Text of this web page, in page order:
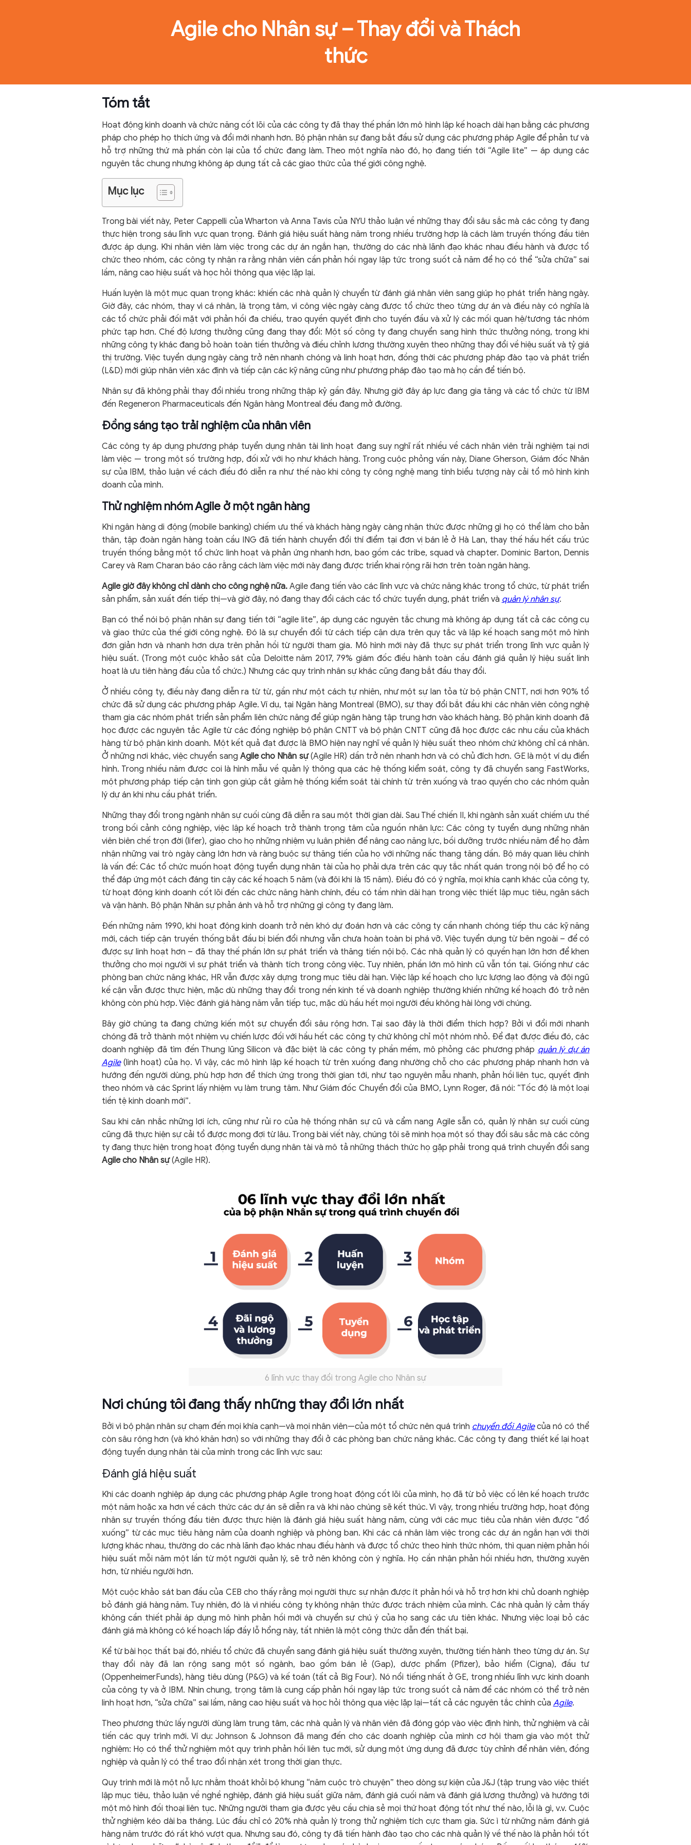
Agile cho Nhân sự – Thay đổi và Thách
thức
Tóm tắt
Hoạt động kinh doanh và chức năng cốt lõi của các công ty đã thay thế phần lớn mô hình lập kế hoạch dài hạn bằng các phương
pháp cho phép họ thích ứng và đổi mới nhanh hơn. Bộ phận nhân sự đang bắt đầu sử dụng các phương pháp Agile để phản tư và
hỗ trợ những thứ mà phần còn lại của tổ chức đang làm. Theo một nghĩa nào đó, họ đang tiến tới “Agile lite” — áp dụng các
nguyên tắc chung nhưng không áp dụng tất cả các giao thức của thế giới công nghệ.
Mục lục
Trong bài viết này, Peter Cappelli của Wharton và Anna Tavis của NYU thảo luận về những thay đổi sâu sắc mà các công ty đang
thực hiện trong sáu lĩnh vực quan trọng. Đánh giá hiệu suất hàng năm trong nhiều trường hợp là cách làm truyền thống đầu tiên
được áp dụng. Khi nhân viên làm việc trong các dự án ngắn hạn, thường do các nhà lãnh đạo khác nhau điều hành và được tổ
chức theo nhóm, các công ty nhận ra rằng nhân viên cần phản hồi ngay lập tức trong suốt cả năm để họ có thể “sửa chữa” sai
lầm, nâng cao hiệu suất và học hỏi thông qua việc lặp lại.
Huấn luyện là một mục quan trọng khác: khiến các nhà quản lý chuyển từ đánh giá nhân viên sang giúp họ phát triển hàng ngày.
Giờ đây, các nhóm, thay vì cá nhân, là trọng tâm, vì công việc ngày càng được tổ chức theo từng dự án và điều này có nghĩa là
các tổ chức phải đối mặt với phản hồi đa chiều, trao quyền quyết định cho tuyến đầu và xử lý các mối quan hệ/tương tác nhóm
phức tạp hơn. Chế độ lương thưởng cũng đang thay đổi: Một số công ty đang chuyển sang hình thức thưởng nóng, trong khi
những công ty khác đang bỏ hoàn toàn tiền thưởng và điều chỉnh lương thường xuyên theo những thay đổi về hiệu suất và tỷ giá
thị trường. Việc tuyển dụng ngày càng trở nên nhanh chóng và linh hoạt hơn, đồng thời các phương pháp đào tạo và phát triển
(L&D) mới giúp nhân viên xác định và tiếp cận các kỹ năng cũng như phương pháp đào tạo mà họ cần để tiến bộ.
Nhân sự đã không phải thay đổi nhiều trong những thập kỷ gần đây. Nhưng giờ đây áp lực đang gia tăng và các tổ chức từ IBM
đến Regeneron Pharmaceuticals đến Ngân hàng Montreal đều đang mở đường.
Đồng sáng tạo trải nghiệm của nhân viên
Các công ty áp dụng phương pháp tuyển dụng nhân tài linh hoạt đang suy nghĩ rất nhiều về cách nhân viên trải nghiệm tại nơi
làm việc — trong một số trường hợp, đối xử với họ như khách hàng. Trong cuộc phỏng vấn này, Diane Gherson, Giám đốc Nhân
sự của IBM, thảo luận về cách điều đó diễn ra như thế nào khi công ty công nghệ mang tính biểu tượng này cải tổ mô hình kinh
doanh của mình.
Thử nghiệm nhóm Agile ở một ngân hàng
Khi ngân hàng di động (mobile banking) chiếm ưu thế và khách hàng ngày càng nhận thức được những gì họ có thể làm cho bản
thân, tập đoàn ngân hàng toàn cầu ING đã tiến hành chuyển đổi thí điểm tại đơn vị bán lẻ ở Hà Lan, thay thế hầu hết cấu trúc
truyền thống bằng một tổ chức linh hoạt và phản ứng nhanh hơn, bao gồm các tribe, squad và chapter. Dominic Barton, Dennis
Carey và Ram Charan báo cáo rằng cách làm việc mới này đang được triển khai rộng rãi hơn trên toàn ngân hàng.
Agile giờ đây không chỉ dành cho công nghệ nữa.Agile đang tiến vào các lĩnh vực và chức năng khác trong tổ chức, từ phát triển
sản phẩm, sản xuất đến tiếp thị—và giờ đây, nó đang thay đổi cách các tổ chức tuyển dụng, phát triển và quản lý nhân sự.
Bạn có thể nói bộ phận nhân sự đang tiến tới “agile lite”, áp dụng các nguyên tắc chung mà không áp dụng tất cả các công cụ
và giao thức của thế giới công nghệ. Đó là sự chuyển đổi từ cách tiếp cận dựa trên quy tắc và lập kế hoạch sang một mô hình
đơn giản hơn và nhanh hơn dựa trên phản hồi từ người tham gia. Mô hình mới này đã thực sự phát triển trong lĩnh vực quản lý
hiệu suất. (Trong một cuộc khảo sát của Deloitte năm 2017, 79% giám đốc điều hành toàn cầu đánh giá quản lý hiệu suất linh
hoạt là ưu tiên hàng đầu của tổ chức.) Nhưng các quy trình nhân sự khác cũng đang bắt đầu thay đổi.
Ở nhiều công ty, điều này đang diễn ra từ từ, gần như một cách tự nhiên, như một sự lan tỏa từ bộ phận CNTT, nơi hơn 90% tổ
chức đã sử dụng các phương pháp Agile. Ví dụ, tại Ngân hàng Montreal (BMO), sự thay đổi bắt đầu khi các nhân viên công nghệ
tham gia các nhóm phát triển sản phẩm liên chức năng để giúp ngân hàng tập trung hơn vào khách hàng. Bộ phận kinh doanh đã
học được các nguyên tắc Agile từ các đồng nghiệp bộ phận CNTT và bộ phận CNTT cũng đã học được các nhu cầu của khách
hàng từ bộ phận kinh doanh. Một kết quả đạt được là BMO hiện nay nghĩ về quản lý hiệu suất theo nhóm chứ không chỉ cá nhân.
Ở những nơi khác, việc chuyển sang Agile cho Nhân sự(Agile HR) dần trở nên nhanh hơn và có chủ đích hơn. GE là một ví dụ điển
hình. Trong nhiều năm được coi là hình mẫu về quản lý thông qua các hệ thống kiểm soát, công ty đã chuyển sang FastWorks,
một phương pháp tiếp cận tinh gọn giúp cắt giảm hệ thống kiểm soát tài chính từ trên xuống và trao quyền cho các nhóm quản
lý dự án khi nhu cầu phát triển.
Những thay đổi trong ngành nhân sự cuối cùng đã diễn ra sau một thời gian dài. Sau Thế chiến II, khi ngành sản xuất chiếm ưu thế
trong bối cảnh công nghiệp, việc lập kế hoạch trở thành trọng tâm của nguồn nhân lực: Các công ty tuyển dụng những nhân
viên biên chế trọn đời (lifer), giao cho họ những nhiệm vụ luân phiên để nâng cao năng lực, bồi dưỡng trước nhiều năm để họ đảm
nhận những vai trò ngày càng lớn hơn và ràng buộc sự thăng tiến của họ với những nấc thang tăng dần. Bộ máy quan liêu chính
là vấn đề: Các tổ chức muốn hoạt động tuyển dụng nhân tài của họ phải dựa trên các quy tắc nhất quán trong nội bộ để họ có
thể đáp ứng một cách đáng tin cậy các kế hoạch 5 năm (và đôi khi là 15 năm). Điều đó có ý nghĩa, mọi khía cạnh khác của công ty,
từ hoạt động kinh doanh cốt lõi đến các chức năng hành chính, đều có tầm nhìn dài hạn trong việc thiết lập mục tiêu, ngân sách
và vận hành. Bộ phận Nhân sự phản ánh và hỗ trợ những gì công ty đang làm.
Đến những năm 1990, khi hoạt động kinh doanh trở nên khó dự đoán hơn và các công ty cần nhanh chóng tiếp thu các kỹ năng
mới, cách tiếp cận truyền thống bắt đầu bị biến đổi nhưng vẫn chưa hoàn toàn bị phá vỡ. Việc tuyển dụng từ bên ngoài – để có
được sự linh hoạt hơn – đã thay thế phần lớn sự phát triển và thăng tiến nội bộ. Các nhà quản lý có quyền hạn lớn hơn để khen
thưởng cho mọi người vì sự phát triển và thành tích trong công việc. Tuy nhiên, phần lớn mô hình cũ vẫn tồn tại. Giống như các
phòng ban chức năng khác, HR vẫn được xây dựng trong mục tiêu dài hạn. Việc lập kế hoạch cho lực lượng lao động và đội ngũ
kế cận vẫn được thực hiện, mặc dù những thay đổi trong nền kinh tế và doanh nghiệp thường khiến những kế hoạch đó trở nên
không còn phù hợp. Việc đánh giá hàng năm vẫn tiếp tục, mặc dù hầu hết mọi người đều không hài lòng với chúng.
Bây giờ chúng ta đang chứng kiến ​​một sự chuyển đổi sâu rộng hơn. Tại sao đây là thời điểm thích hợp? Bởi vì đổi mới nhanh
chóng đã trở thành một nhiệm vụ chiến lược đối với hầu hết các công ty chứ không chỉ một nhóm nhỏ. Để đạt được điều đó, các
doanh nghiệp đã tìm đến Thung lũng Silicon và đặc biệt là các công ty phần mềm, mô phỏng các phương pháp quản lý dự án
Agile(linh hoạt) của họ. Vì vậy, các mô hình lập kế hoạch từ trên xuống đang nhường chỗ cho các phương pháp nhanh hơn và
hướng đến người dùng, phù hợp hơn để thích ứng trong thời gian tới, như tạo nguyên mẫu nhanh, phản hồi liên tục, quyết định
theo nhóm và các Sprint lấy nhiệm vụ làm trung tâm. Như Giám đốc Chuyển đổi của BMO, Lynn Roger, đã nói: “Tốc độ là một loại
tiền tệ kinh doanh mới”.
Sau khi cân nhắc những lợi ích, cũng như rủi ro của hệ thống nhân sự cũ và cẩm nang Agile sẵn có, quản lý nhân sự cuối cùng
cũng đã thực hiện sự cải tổ được mong đợi từ lâu. Trong bài viết này, chúng tôi sẽ minh họa một số thay đổi sâu sắc mà các công
ty đang thực hiện trong hoạt động tuyển dụng nhân tài và mô tả những thách thức họ gặp phải trong quá trình chuyển đổi sang
Agile cho Nhân sự(Agile HR).
6 lĩnh vực thay đổi trong Agile cho Nhân sự
Nơi chúng tôi đang thấy những thay đổi lớn nhất
Bởi vì bộ phận nhân sự chạm đến mọi khía cạnh—và mọi nhân viên—của một tổ chức nên quá trình chuyển đổi Agilecủa nó có thể
còn sâu rộng hơn (và khó khăn hơn) so với những thay đổi ở các phòng ban chức năng khác. Các công ty đang thiết kế lại hoạt
động tuyển dụng nhân tài của mình trong các lĩnh vực sau:
Đánh giá hiệu suất
Khi các doanh nghiệp áp dụng các phương pháp Agile trong hoạt động cốt lõi của mình, họ đã từ bỏ việc cố lên kế hoạch trước
một năm hoặc xa hơn về cách thức các dự án sẽ diễn ra và khi nào chúng sẽ kết thúc. Vì vậy, trong nhiều trường hợp, hoạt động
nhân sự truyền thống đầu tiên được thực hiện là đánh giá hiệu suất hàng năm, cùng với các mục tiêu của nhân viên được “đổ
xuống” từ các mục tiêu hàng năm của doanh nghiệp và phòng ban. Khi các cá nhân làm việc trong các dự án ngắn hạn với thời
lượng khác nhau, thường do các nhà lãnh đạo khác nhau điều hành và được tổ chức theo hình thức nhóm, thì quan niệm phản hồi
hiệu suất mỗi năm một lần từ một người quản lý, sẽ trở nên không còn ý nghĩa. Họ cần nhận phản hồi nhiều hơn, thường xuyên
hơn, từ nhiều người hơn.
Một cuộc khảo sát ban đầu của CEB cho thấy rằng mọi người thực sự nhận được ít phản hồi và hỗ trợ hơn khi chủ doanh nghiệp
bỏ đánh giá hàng năm. Tuy nhiên, đó là vì nhiều công ty không nhận thức được trách nhiệm của mình. Các nhà quản lý cảm thấy
không cần thiết phải áp dụng mô hình phản hồi mới và chuyển sự chú ý của họ sang các ưu tiên khác. Nhưng việc loại bỏ các
đánh giá mà không có kế hoạch lấp đầy lỗ hổng này, tất nhiên là một công thức dẫn đến thất bại.
Kể từ bài học thất bại đó, nhiều tổ chức đã chuyển sang đánh giá hiệu suất thường xuyên, thường tiến hành theo từng dự án. Sự
thay đổi này đã lan rộng sang một số ngành, bao gồm bán lẻ (Gap), dược phẩm (Pfizer), bảo hiểm (Cigna), đầu tư
(OppenheimerFunds), hàng tiêu dùng (P&G) và kế toán (tất cả Big Four). Nó nổi tiếng nhất ở GE, trong nhiều lĩnh vực kinh doanh
của công ty và ở IBM. Nhìn chung, trọng tâm là cung cấp phản hồi ngay lập tức trong suốt cả năm để các nhóm có thể trở nên
linh hoạt hơn, “sửa chữa” sai lầm, nâng cao hiệu suất và học hỏi thông qua việc lặp lại—tất cả các nguyên tắc chính của Agile.
Theo phương thức lấy người dùng làm trung tâm, các nhà quản lý và nhân viên đã đóng góp vào việc định hình, thử nghiệm và cải
tiến các quy trình mới. Ví dụ: Johnson & Johnson đã mang đến cho các doanh nghiệp của mình cơ hội tham gia vào một thử
nghiệm: Họ có thể thử nghiệm một quy trình phản hồi liên tục mới, sử dụng một ứng dụng đã được tùy chỉnh để nhân viên, đồng
nghiệp và quản lý có thể trao đổi nhận xét trong thời gian thực.
Quy trình mới là một nỗ lực nhằm thoát khỏi bộ khung “năm cuộc trò chuyện” theo dòng sự kiện của J&J (tập trung vào việc thiết
lập mục tiêu, thảo luận về nghề nghiệp, đánh giá hiệu suất giữa năm, đánh giá cuối năm và đánh giá lương thưởng) và hướng tới
một mô hình đối thoại liên tục. Những người tham gia được yêu cầu chia sẻ mọi thứ hoạt động tốt như thế nào, lỗi là gì, v.v. Cuộc
thử nghiệm kéo dài ba tháng. Lúc đầu chỉ có 20% nhà quản lý trong thử nghiệm tích cực tham gia. Sức ì từ những năm đánh giá
hàng năm trước đó rất khó vượt qua. Nhưng sau đó, công ty đã tiến hành đào tạo cho các nhà quản lý về thế nào là phản hồi tốt